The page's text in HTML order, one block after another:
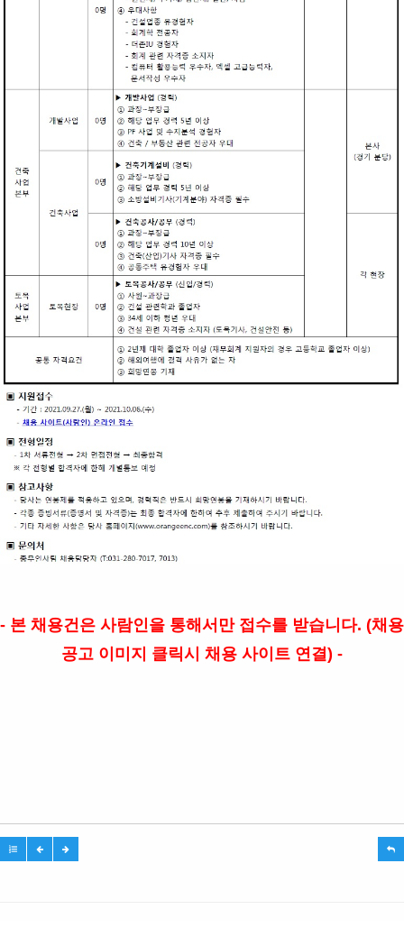
- 본 채용건은 사람인을 통해서만 접수를 받습니다. (채용
공고 이미지 클릭시 채용 사이트 연결) -